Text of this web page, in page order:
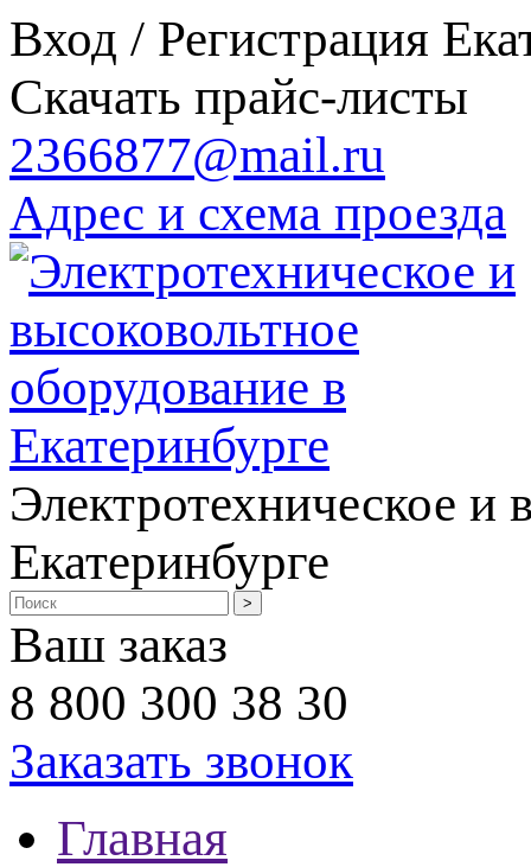
Вход / Регистрация
Скачать прайс-листы
2366877@mail.ru
Адрес и схема проезда
Электротехническое и
Екатеринбурге
Ваш заказ
8 800 300 38 30
Заказать звонок
Главная